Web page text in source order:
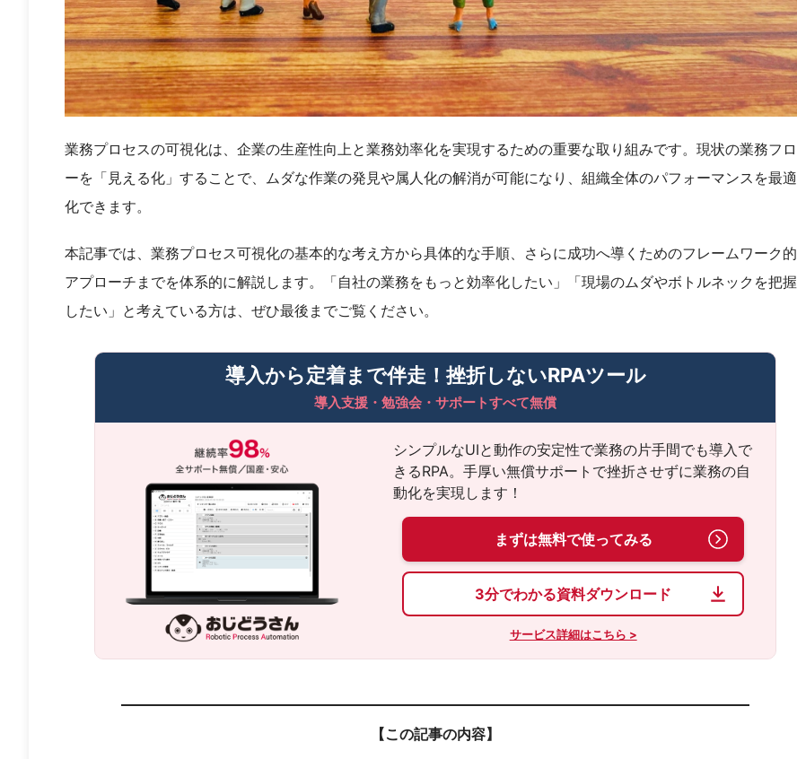
業務プロセスの可視化は、企業の生産性向上と業務効率化を実現するための重要な取り組みです。現状の業務フロ
ーを「見える化」することで、ムダな作業の発見や属人化の解消が可能になり、組織全体のパフォーマンスを最適
化できます。
本記事では、業務プロセス可視化の基本的な考え方から具体的な手順、さらに成功へ導くためのフレームワーク的
アプローチまでを体系的に解説します。「自社の業務をもっと効率化したい」「現場のムダやボトルネックを把握
したい」と考えている方は、ぜひ最後までご覧ください。
導入から定着まで伴走！ 挫折しないRPAツール
導入支援・勉強会・サポートすべて無償
シンプルなUIと動作の安定性で業務の片手間でも導入で
きるRPA。手厚い無償サポートで挫折させずに業務の自
動化を実現します！
まずは無料で使ってみる
3分でわかる資料ダウンロード
サービス詳細はこちら >
【この記事の内容】